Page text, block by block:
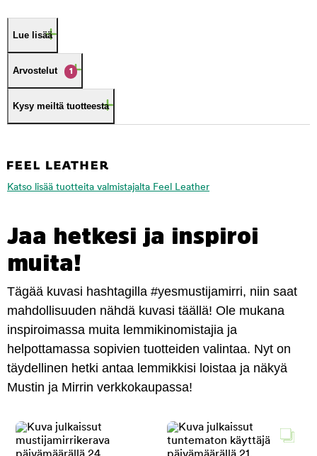
Lue lisää
Arvostelut 1
Kysy meiltä tuotteesta
Katso lisää tuotteita valmistajalta Feel Leather
Jaa hetkesi ja inspiroi
muita!
Tägää kuvasi hashtagilla #yesmustijamirri, niin saat
mahdollisuuden nähdä kuvasi täällä! Ole mukana
inspiroimassa muita lemmikinomistajia ja
helpottamassa sopivien tuotteiden valintaa. Nyt on
täydellinen hetki antaa lemmikkisi loistaa ja näkyä
Mustin ja Mirrin verkkokaupassa!